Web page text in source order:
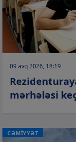
09 avq 2026, 18:19
mərhələsi
CƏMİYYƏT